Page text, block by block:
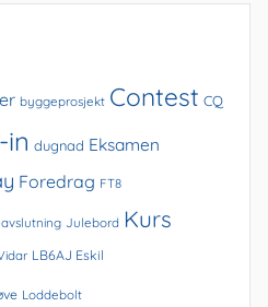
byggeprosjekt Contest CQ
in dugnad Eksamen
Foredrag FT8
Julebord Kurs
LB6AJ Eskil
Loddebolt